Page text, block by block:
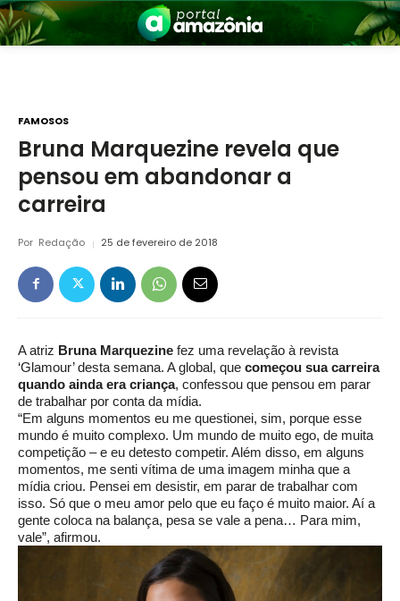
Amazônia
FAMOSOS
Bruna Marquezine revela que
pensou em abandonar a
carreira
Por Redação 25 de fevereiro de 2018
A atriz Bruna Marquezine fez uma revelação à revista
‘Glamour’ desta semana. A global, que começou sua carreira
quando ainda era criança, confessou que pensou em parar
de trabalhar por conta da mídia.
“Em alguns momentos eu me questionei, sim, porque esse
mundo é muito complexo. Um mundo de muito ego, de muita
competição – e eu detesto competir. Além disso, em alguns
momentos, me senti vítima de uma imagem minha que a
mídia criou. Pensei em desistir, em parar de trabalhar com
isso. Só que o meu amor pelo que eu faço é muito maior. Aí a
gente coloca na balança, pesa se vale a pena… Para mim,
vale”, afirmou.